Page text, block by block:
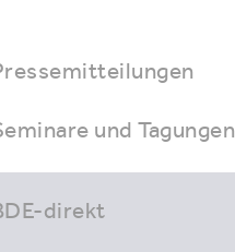
und Tagungen
direkt